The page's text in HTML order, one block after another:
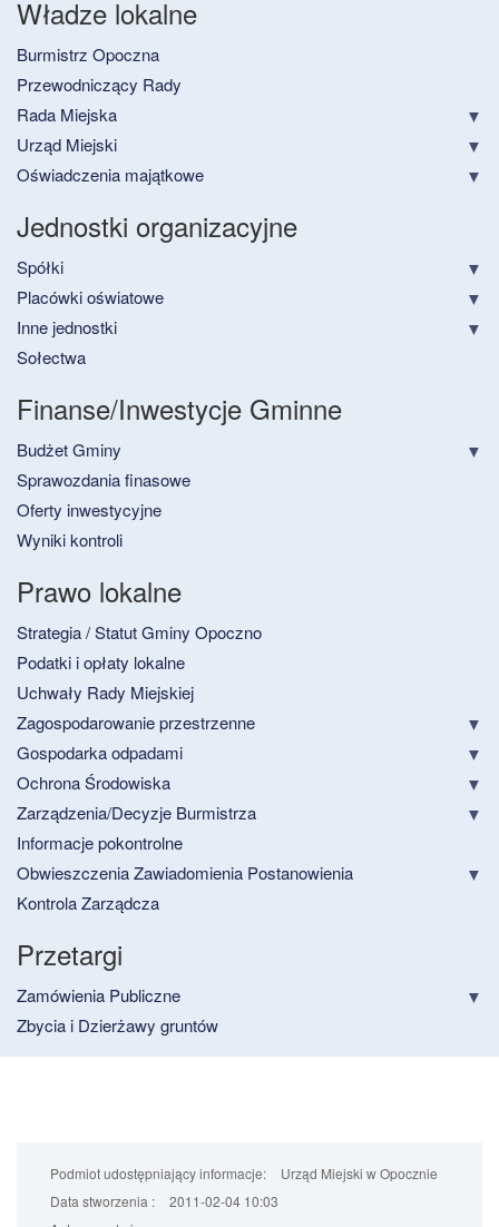
Władze lokalne
Burmistrz Opoczna
Przewodniczący Rady
Rada Miejska
Urząd Miejski
Oświadczenia majątkowe
Jednostki organizacyjne
Spółki
Placówki oświatowe
Inne jednostki
Sołectwa
Finanse/Inwestycje Gminne
Budżet Gminy
Sprawozdania finasowe
Oferty inwestycyjne
Wyniki kontroli
Prawo lokalne
Strategia / Statut Gminy Opoczno
Podatki i opłaty lokalne
Uchwały Rady Miejskiej
Zagospodarowanie przestrzenne
Gospodarka odpadami
Ochrona Środowiska
Zarządzenia/Decyzje Burmistrza
Informacje pokontrolne
Obwieszczenia Zawiadomienia Postanowienia
Kontrola Zarządcza
Przetargi
Zamówienia Publiczne
Zbycia i Dzierżawy gruntów
Podmiot udostępniający informacje:
Urząd Miejski w Opocznie
Data stworzenia :
2011-02-04 10:03